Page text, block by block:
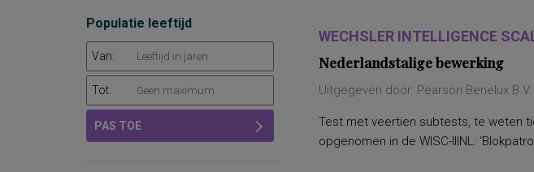
Populatie leeftijd
Van:
Tot:
PAS TOE
WECHSLER INTELLIGENCE
Nederlandstalige bewerking
Uitgegeven door: Pearson Benelux B.V.
Test met veertien subtests, te weten
opgenomen in de WISC-IIINL: